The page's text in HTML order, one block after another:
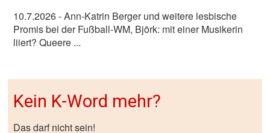
10.7.2026- Ann-Katrin Berger und weitere lesbische
Promis bei der Fußball-WM, Björk: mit einer Musikerin
liiert? Queere ...
Kein K-Word mehr?
Das darf nicht sein!